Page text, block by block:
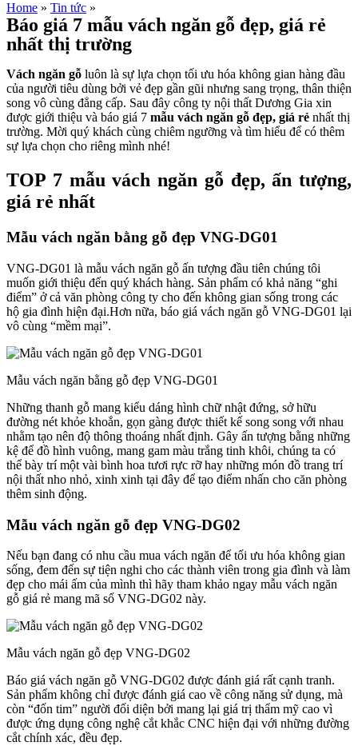
Home » Tin tức »
Báo giá 7 mẫu vách ngăn gỗ đẹp, giá rẻ
nhất thị trường
Vách ngăn gỗ luôn là sự lựa chọn tối ưu hóa không gian hàng đầu
của người tiêu dùng bởi vẻ đẹp gần gũi nhưng sang trọng, thân thiện
song vô cùng đẳng cấp. Sau đây công ty nội thất Dương Gia xin
được giới thiệu và báo giá 7 mẫu vách ngăn gỗ đẹp, giá rẻ nhất thị
trường. Mời quý khách cùng chiêm ngưỡng và tìm hiểu để có thêm
sự lựa chọn cho riêng mình nhé!
TOP 7 mẫu vách ngăn gỗ đẹp, ấn tượng,
giá rẻ nhất
Mẫu vách ngăn bằng gỗ đẹp VNG-DG01
VNG-DG01 là mẫu vách ngăn gỗ ấn tượng đầu tiên chúng tôi
muốn giới thiệu đến quý khách hàng. Sản phẩm có khả năng “ghi
điểm” ở cả văn phòng công ty cho đến không gian sống trong các
hộ gia đình hiện đại.Hơn nữa, báo giá vách ngăn gỗ VNG-DG01 lại
vô cùng “mềm mại”.
Mẫu vách ngăn bằng gỗ đẹp VNG-DG01
Những thanh gỗ mang kiểu dáng hình chữ nhật đứng, sở hữu
đường nét khỏe khoắn, gọn gàng được thiết kế song song với nhau
nhằm tạo nên độ thông thoáng nhất định. Gây ấn tượng bằng những
kệ để đồ hình vuông, mang gam màu trắng tinh khôi, chúng ta có
thể bày trí một vài bình hoa tươi rực rỡ hay những món đồ trang trí
nội thất nho nhỏ, xinh xinh tại đây để tạo điểm nhấn cho căn phòng
thêm sinh động.
Mẫu vách ngăn gỗ đẹp VNG-DG02
Nếu bạn đang có nhu cầu mua vách ngăn để tối ưu hóa không gian
sống, đem đến sự tiện nghi cho các thành viên trong gia đình và làm
đẹp cho mái ấm của mình thì hãy tham khảo ngay mẫu vách ngăn
gỗ giá rẻ mang mã số VNG-DG02 này.
Mẫu vách ngăn gỗ đẹp VNG-DG02
Báo giá vách ngăn gỗ VNG-DG02 được đánh giá rất cạnh tranh.
Sản phẩm không chỉ được đánh giá cao về công năng sử dụng, mà
còn “đốn tim” người đối diện bởi mang lại giá trị thẩm mỹ cao vì
được ứng dụng công nghệ cắt khắc CNC hiện đại với những đường
cắt chính xác, đều đẹp.